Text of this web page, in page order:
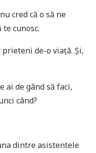
cred că o să ne
cunosc.
de-o viață. Și,
ai de gând să faci,
când?
dintre asistentele